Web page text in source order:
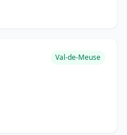
Val-de-Meuse